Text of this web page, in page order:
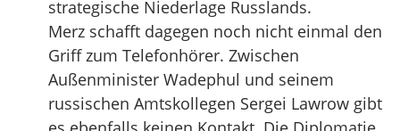
strategische Niederlage Russlands.
Merz schafft dagegen noch nicht einmal den
Griff zum Telefonhörer. Zwischen
Außenminister Wadephul und seinem
russischen Amtskollegen Sergei Lawrow gibt